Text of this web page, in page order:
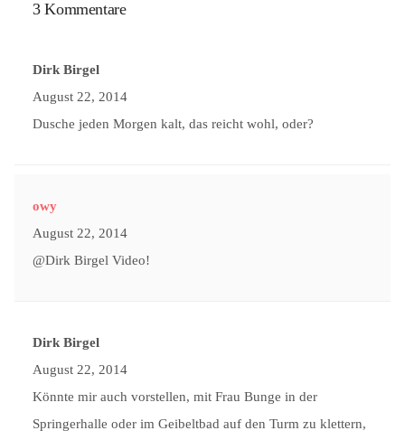
3 Kommentare
Dirk Birgel
August 22, 2014
Dusche jeden Morgen kalt, das reicht wohl, oder?
owy
August 22, 2014
@Dirk Birgel Video!
Dirk Birgel
August 22, 2014
Könnte mir auch vorstellen, mit Frau Bunge in der
Springerhalle oder im Geibeltbad auf den Turm zu klettern,